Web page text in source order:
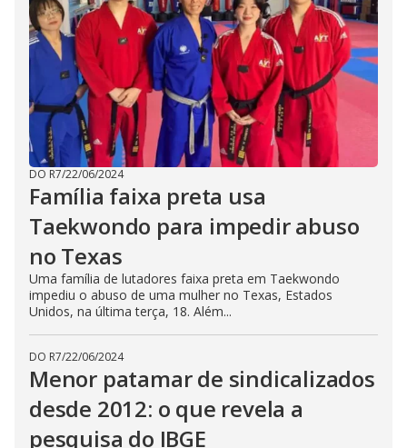
DO R7/22/06/2024
Família faixa preta usa
Taekwondo para impedir abuso
no Texas
Uma família de lutadores faixa preta em Taekwondo
impediu o abuso de uma mulher no Texas, Estados
Unidos, na última terça, 18. Além...
DO R7/22/06/2024
Menor patamar de sindicalizados
desde 2012: o que revela a
pesquisa do IBGE